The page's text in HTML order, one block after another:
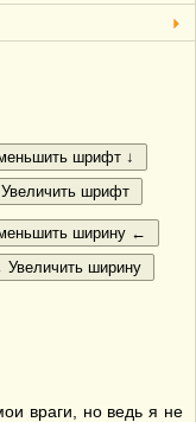
враги, но ведь я не